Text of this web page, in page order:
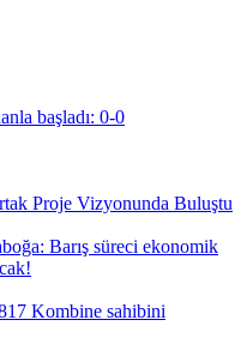
başladı: 0-0
Proje Vizyonunda Buluştu
Barış süreci ekonomik
Kombine sahibini